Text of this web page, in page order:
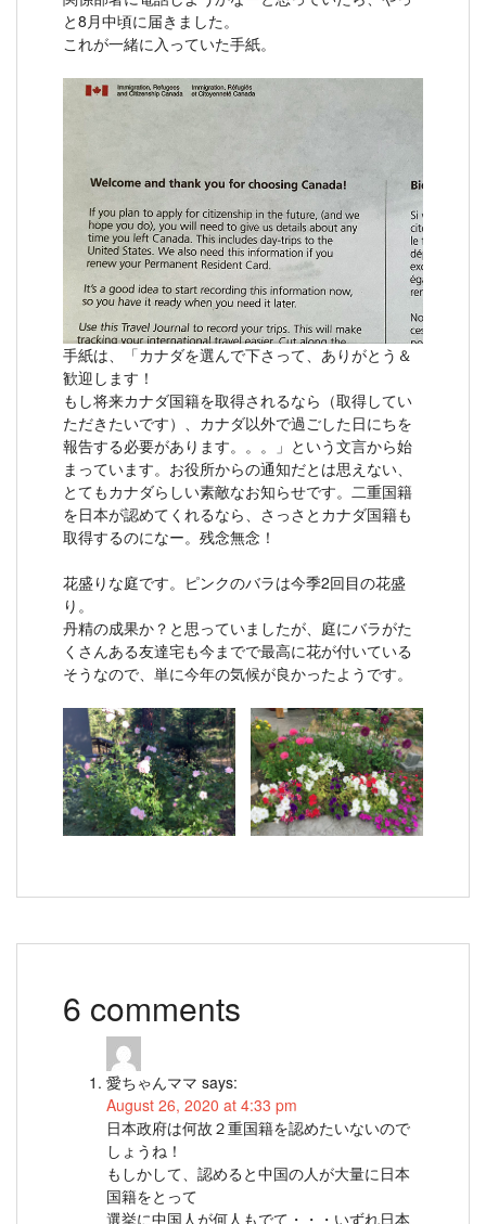
と8月中頃に届きました。
これが一緒に入っていた手紙。
手紙は、「カナダを選んで下さって、ありがとう＆
歓迎します！
もし将来カナダ国籍を取得されるなら（取得してい
ただきたいです）、カナダ以外で過ごした日にちを
報告する必要があります。。。」という文言から始
まっています。お役所からの通知だとは思えない、
とてもカナダらしい素敵なお知らせです。二重国籍
を日本が認めてくれるなら、さっさとカナダ国籍も
取得するのになー。残念無念！
花盛りな庭です。ピンクのバラは今季2回目の花盛
り。
丹精の成果か？と思っていましたが、庭にバラがた
くさんある友達宅も今までで最高に花が付いている
そうなので、単に今年の気候が良かったようです。
6 comments
愛ちゃんママ says:
August 26, 2020 at 4:33 pm
日本政府は何故２重国籍を認めたいないので
しょうね！
もしかして、認めると中国の人が大量に日本
国籍をとって
選挙に中国人が何人もでて・・・いずれ日本